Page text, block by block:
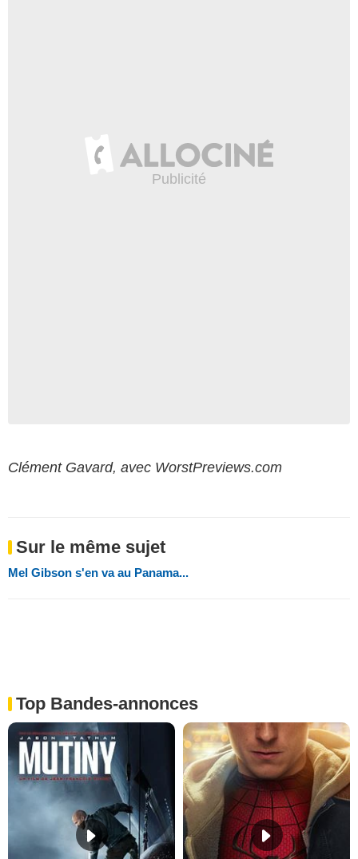
Clément Gavard, avec WorstPreviews.com
Sur le même sujet
Mel Gibson s'en va au Panama...
Top Bandes-annonces